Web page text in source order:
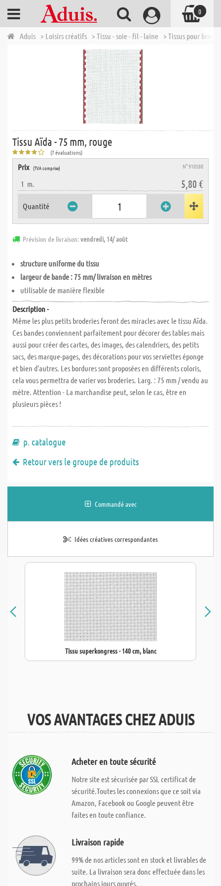
Aduis > Loisirs créatifs > Tissu - soie - fil - laine > Tissus pour
Tissu Aïda - 75 mm, rouge
(7 évaluations)
Prix (TVA comprise) N° 910588
1 m. 5,80 €
Quantité
Prévision de livraison:vendredi, 14/ août
structure uniforme du tissu
largeur de bande : 75 mm/ livraison en mètres
utilisable de manière flexible
Description -
Même les plus petits broderies feront des miracles avec le tissu Aïda.
Ces bandes conviennent parfaitement pour décorer des tables mais
aussi pour créer des cartes, des images, des calendriers, des petits
sacs, des marque-pages, des décorations pour vos serviettes éponge
et bien d'autres. Les bordures sont proposées en différents coloris,
cela vous permettra de varier vos broderies. Larg. : 75 mm / vendu au
mètre. Attention - La marchandise peut, selon le cas, être en
plusieurs pièces !
p. catalogue
Retour vers le groupe de produits
Commandé avec
Idées créatives correspondantes
Tissu superkongress - 140 cm, blanc
VOS AVANTAGES CHEZ ADUIS
Acheter en toute sécurité
Notre site est sécurisée par SSL certificat de
sécurité.Toutes les connexions que ce soit via
Amazon, Facebook ou Google peuvent être
faites en toute confiance.
Livraison rapide
99% de nos articles sont en stock et livrables de
suite. La livraison sera donc effectuée dans les
prochains jours ouvrés.
0